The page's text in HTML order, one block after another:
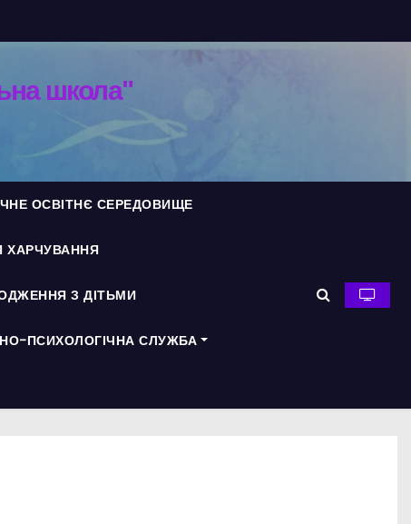
школа"
ОСВІТНЄ СЕРЕДОВИЩЕ
ХАРЧУВАННЯ
З ДІТЬМИ
ПСИХОЛОГІЧНА СЛУЖБА